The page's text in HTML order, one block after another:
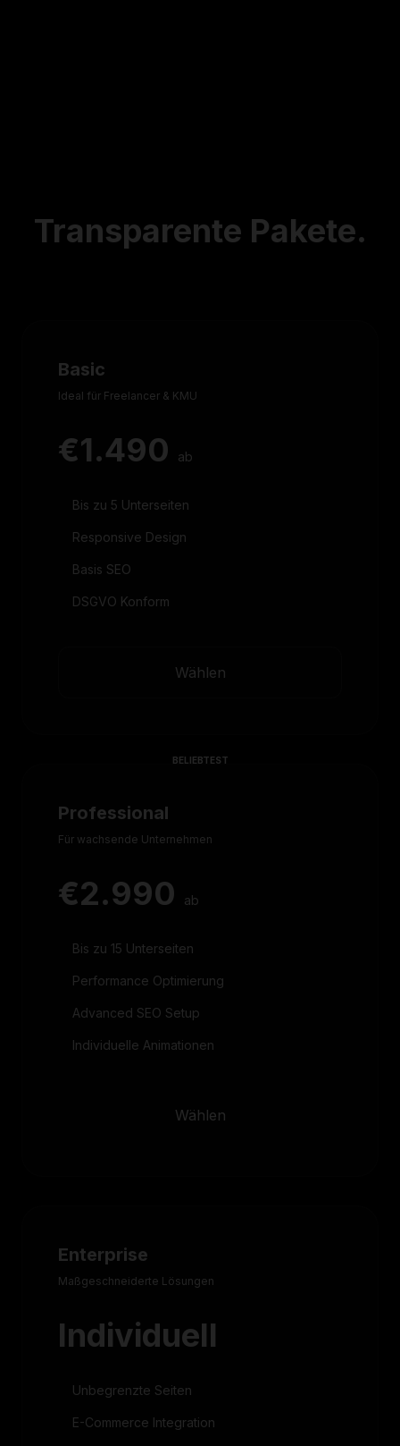
Transparente Pakete.
Basic
Ideal für Freelancer & KMU
€1.490 ab
Bis zu 5 Unterseiten
Responsive Design
Basis SEO
DSGVO Konform
Wählen
BELIEBTEST
Professional
Für wachsende Unternehmen
€2.990 ab
Bis zu 15 Unterseiten
Performance Optimierung
Advanced SEO Setup
Individuelle Animationen
Wählen
Enterprise
Maßgeschneiderte Lösungen
Individuell
Unbegrenzte Seiten
E-Commerce Integration